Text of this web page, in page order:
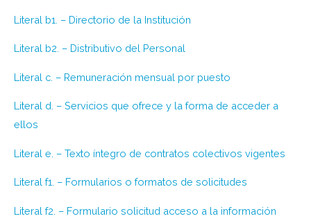
Literal b1. – Directorio de la Institución
Literal b2. – Distributivo del Personal
Literal c. – Remuneración mensual por puesto
Literal d. – Servicios que ofrece y la forma de acceder a
ellos
Literal e. – Texto íntegro de contratos colectivos vigentes
Literal f1. – Formularios o formatos de solicitudes
Literal f2. – Formulario solicitud acceso a la información